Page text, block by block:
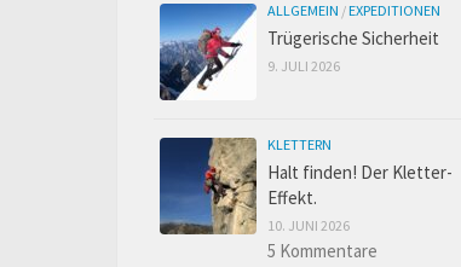
ALLGEMEIN /EXPEDITIONEN
Trügerische Sicherheit
9. JULI 2026
KLETTERN
Halt finden! Der Kletter-
Effekt.
10. JUNI 2026
5 Kommentare